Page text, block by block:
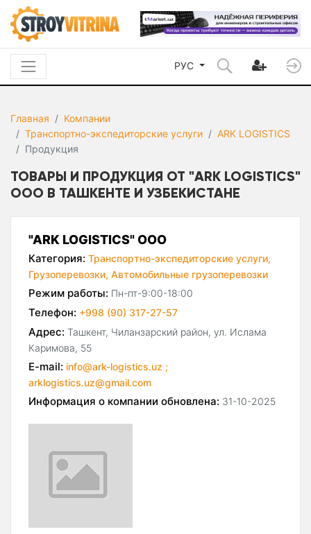
РУС
Главная
Компании
Транспортно-экспедиторские услуги
ARK LOGISTICS
Продукция
ТОВАРЫ И ПРОДУКЦИЯ ОТ "ARK LOGISTICS"
ООО В ТАШКЕНТЕ И УЗБЕКИСТАНЕ
"ARK LOGISTICS" ООО
Категория: Транспортно-экспедиторские услуги,
Грузоперевозки, Автомобильные грузоперевозки
Режим работы: Пн-пт-9:00-18:00
Телефон: +998 (90) 317-27-57
Адрес: Ташкент, Чиланзарский район, ул. Ислама
Каримова, 55
E-mail: info@ark-logistics.uz ;
arklogistics.uz@gmail.com
Информация о компании обновлена: 31-10-2025